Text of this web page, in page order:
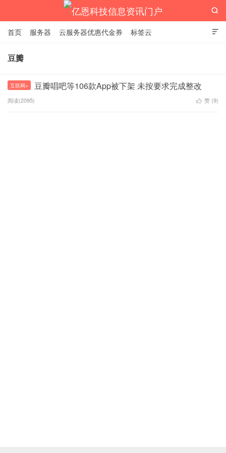
亿恩科技信息资讯门户

首页 服务器 云服务器优惠代金券 标签云

豆瓣
互联网+ 豆瓣唱吧等106款App被下架 未按要求完成整改
阅读(2095)  赞 (9)